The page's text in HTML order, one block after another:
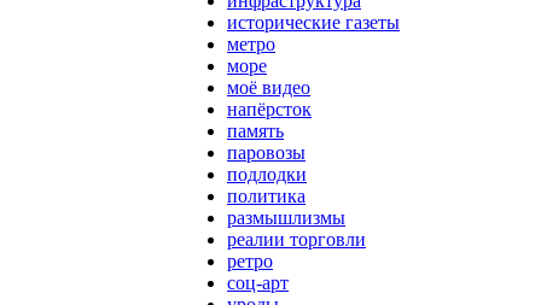
исторические газеты
метро
море
моё видео
напёрсток
память
паровозы
подлодки
политика
размышлизмы
реалии торговли
ретро
соц-арт